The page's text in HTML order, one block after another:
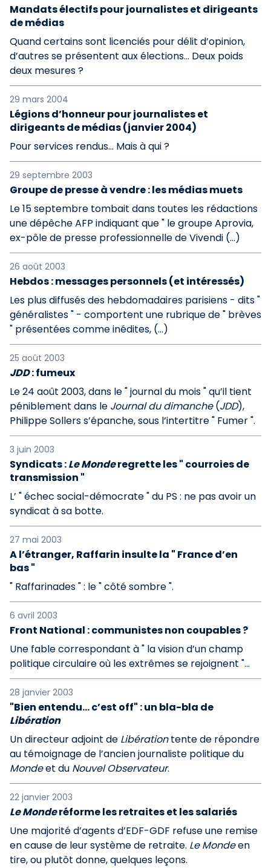
Mandats électifs pour journalistes et dirigeants
de médias
Quand certains sont licenciés pour délit d’opinion,
d’autres se présentent aux élections... Deux poids
deux mesures ?
29 mars 2004
Légions d’honneur pour journalistes et
dirigeants de médias (janvier 2004)
Pour services rendus... Mais à qui ?
29 septembre 2003
Groupe de presse à vendre : les médias muets
Le 15 septembre tombait dans toutes les rédactions
une dépêche AFP indiquant que " le groupe Aprovia,
ex-pôle de presse professionnelle de Vivendi (…)
26 août 2003
Hebdos : messages personnels (et intéressés)
Les plus diffusés des hebdomadaires parisiens - dits "
généralistes " - comportent une rubrique de " brèves
" présentées comme inédites, (…)
25 août 2003
JDD: fumeux
Le 24 août 2003, dans le " journal du mois " qu’il tient
péniblement dans le Journal du dimanche(JDD),
Philippe Sollers s’épanche, sous l’intertitre " Fumer ".
3 juin 2003
Syndicats :Le Monderegrette les " courroies de
transmission "
L’ " échec social-démocrate " du PS : ne pas avoir un
syndicat à sa botte.
27 mai 2003
A l’étranger, Raffarin insulte la " France d’en
bas "
" Raffarinades " : le " côté sombre ".
6 avril 2003
Front National : communistes non coupables ?
Une fable correspondant à " la vision d’un champ
politique circulaire où les extrêmes se rejoignent "...
28 janvier 2003
"Bien entendu... c’est off" : un bla-bla de
Libération
Un directeur adjoint de Libérationtente de répondre
au témoignage de l’ancien journaliste politique du
Mondeet du Nouvel Observateur.
22 janvier 2003
Le Monderéforme les retraites et les salariés
Une majorité d’agents d’EDF-GDF refuse une remise
en cause de leur système de retraite. Le Mondeen
tire, ou plutôt donne, quelques leçons.